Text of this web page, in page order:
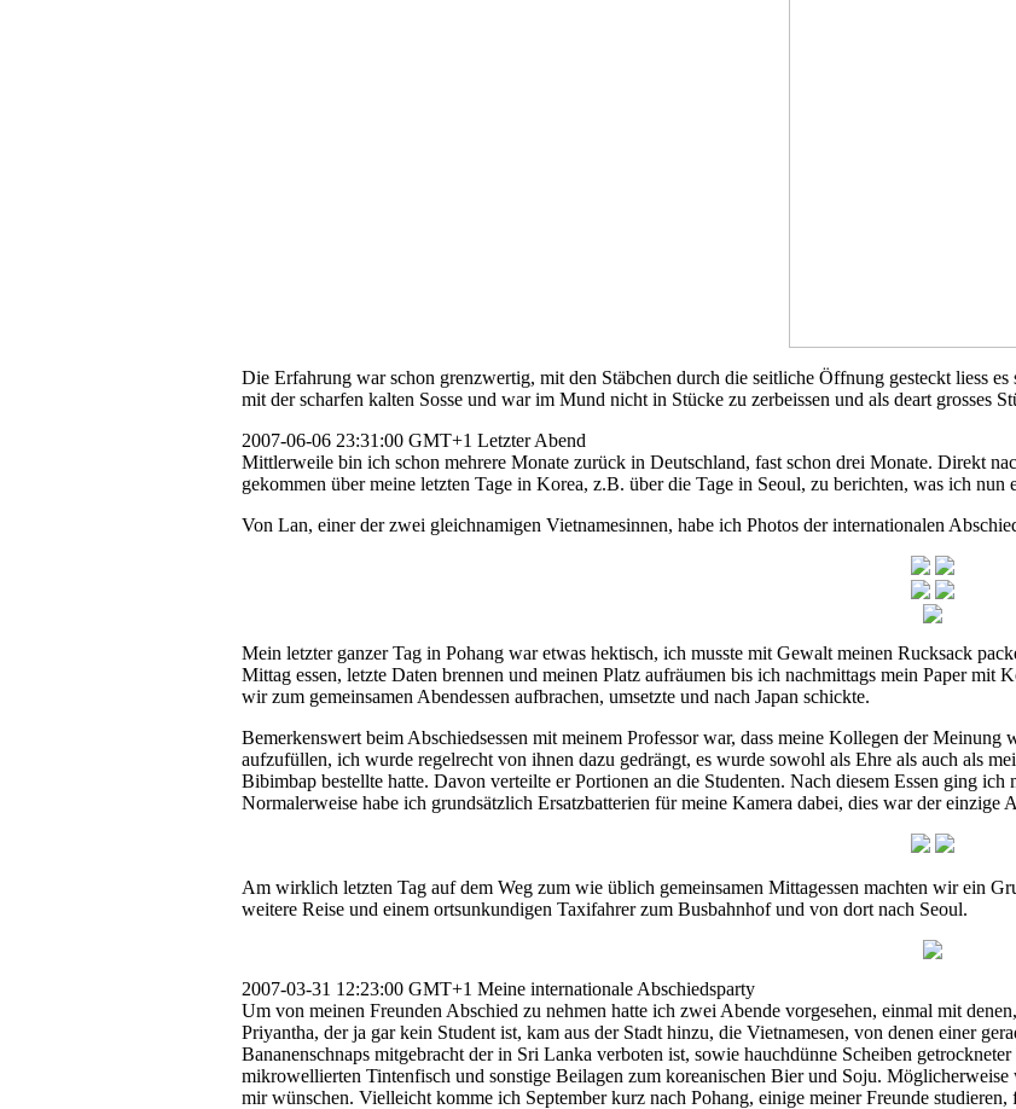
Die Erfahrung war schon grenzwertig, mit den Stäbchen durch die seitliche Öffnung gesteckt liess
mit der scharfen kalten Sosse und war im Mund nicht in Stücke zu zerbeissen und als deart grosses
2007-06-06 23:31:00 GMT+1 Letzter Abend
Mittlerweile bin ich schon mehrere Monate zurück in Deutschland, fast schon drei Monate. Direkt
gekommen über meine letzten Tage in Korea, z.B. über die Tage in Seoul, zu berichten, was ich nun
Von Lan, einer der zwei gleichnamigen Vietnamesinnen, habe ich Photos der internationalen
Mein letzter ganzer Tag in Pohang war etwas hektisch, ich musste mit Gewalt meinen Rucksack
Mittag essen, letzte Daten brennen und meinen Platz aufräumen bis ich nachmittags mein Paper
wir zum gemeinsamen Abendessen aufbrachen, umsetzte und nach Japan schickte.
Bemerkenswert beim Abschiedsessen mit meinem Professor war, dass meine Kollegen der
aufzufüllen, ich wurde regelrecht von ihnen dazu gedrängt, es wurde sowohl als Ehre als auch als
Bibimbap bestellte hatte. Davon verteilte er Portionen an die Studenten. Nach diesem Essen ging
Normalerweise habe ich grundsätzlich Ersatzbatterien für meine Kamera dabei, dies war der einzige
Am wirklich letzten Tag auf dem Weg zum wie üblich gemeinsamen Mittagessen machten wir ein
weitere Reise und einem ortsunkundigen Taxifahrer zum Busbahnhof und von dort nach Seoul.
2007-03-31 12:23:00 GMT+1 Meine internationale Abschiedsparty
Um von meinen Freunden Abschied zu nehmen hatte ich zwei Abende vorgesehen, einmal mit
Priyantha, der ja gar kein Student ist, kam aus der Stadt hinzu, die Vietnamesen, von denen einer
Bananenschnaps mitgebracht der in Sri Lanka verboten ist, sowie hauchdünne Scheiben
mikrowellierten Tintenfisch und sonstige Beilagen zum koreanischen Bier und Soju.
mir wünschen. Vielleicht komme ich September kurz nach Pohang, einige meiner Freunde studieren,